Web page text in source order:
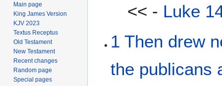
<< - Luke
1 Then drew
the publicans
Main page
King James Version
KJV 2023
Textus Receptus
Old Testament
New Testament
Recent changes
Random page
Special pages